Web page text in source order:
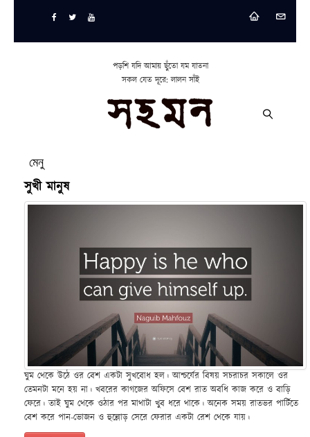
পড়শি যদি আমায় ছুঁতো যম যাতনা
সকল যেত দূরে: লালন সাঁই
মেনু
সুখী মানুষ
ঘুম থেকে উঠে ওর বেশ একটা সুখবোধ হল। আশ্চর্যের বিষয় সচরাচর সকালে ওর
তেমনটা মনে হয় না। খবরের কাগজের অফিসে বেশ রাত অবধি কাজ করে ও বাড়ি
ফেরে। তাই ঘুম থেকে ওঠার পর মাথাটা খুব ধরে থাকে। অনেক সময় রাতভর পার্টিতে
বেশ করে পান-ভোজন ও হুল্লোড় সেরে ফেরার একটা রেশ থেকে যায়।